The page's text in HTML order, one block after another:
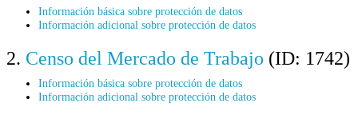
Información básica sobre protección de datos
Información adicional sobre protección de datos
2. Censo del Mercado de Trabajo (ID: 1742)
Información básica sobre protección de datos
Información adicional sobre protección de datos